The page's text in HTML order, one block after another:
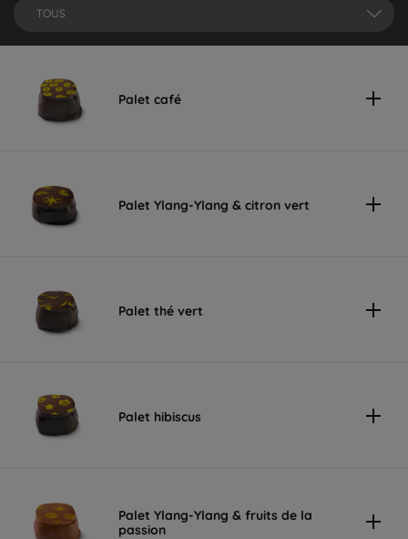
TOUS
Palet café
Palet Ylang-Ylang & citron vert
Palet thé vert
Palet hibiscus
Palet Ylang-Ylang & fruits de la
passion